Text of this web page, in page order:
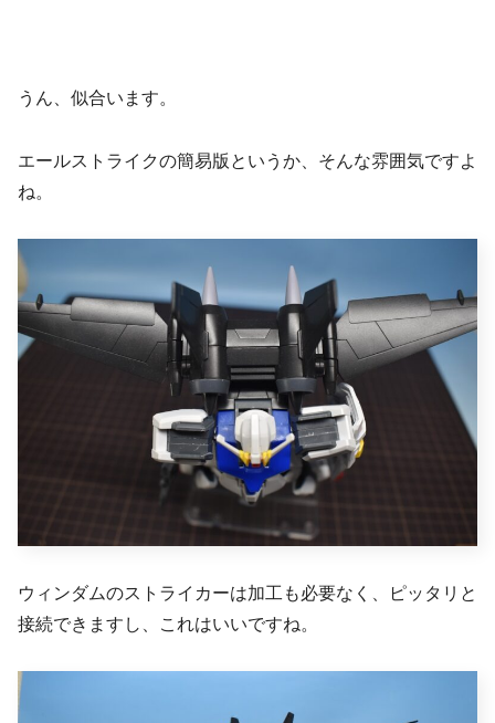
うん、似合います。
エールストライクの簡易版というか、そんな雰囲気ですよ
ね。
ウィンダムのストライカーは加工も必要なく、ピッタリと
接続できますし、これはいいですね。